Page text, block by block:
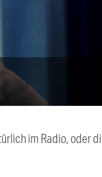
im Radio, oder